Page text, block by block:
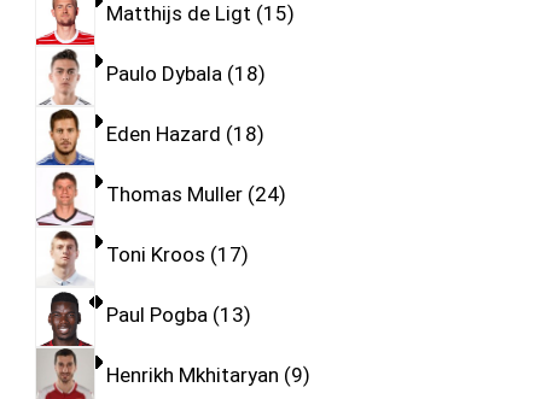
Matthijs de Ligt 15
Paulo Dybala 18
Eden Hazard 18
Thomas Muller 24
Toni Kroos 17
Paul Pogba 13
Henrikh Mkhitaryan 9